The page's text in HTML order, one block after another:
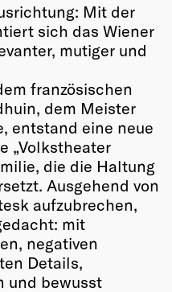
Mit der
sich das Wiener
mutiger und
französischen
dem Meister
entstand eine neue
„Volkstheater
die die Haltung
Ausgehend von
aufzubrechen,
mit
negativen
Details,
und bewusst